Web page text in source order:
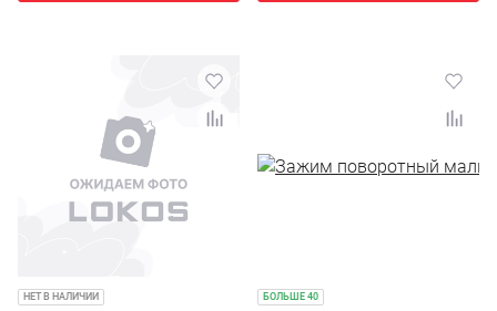
НЕТ В НАЛИЧИИ БОЛЬШЕ 40